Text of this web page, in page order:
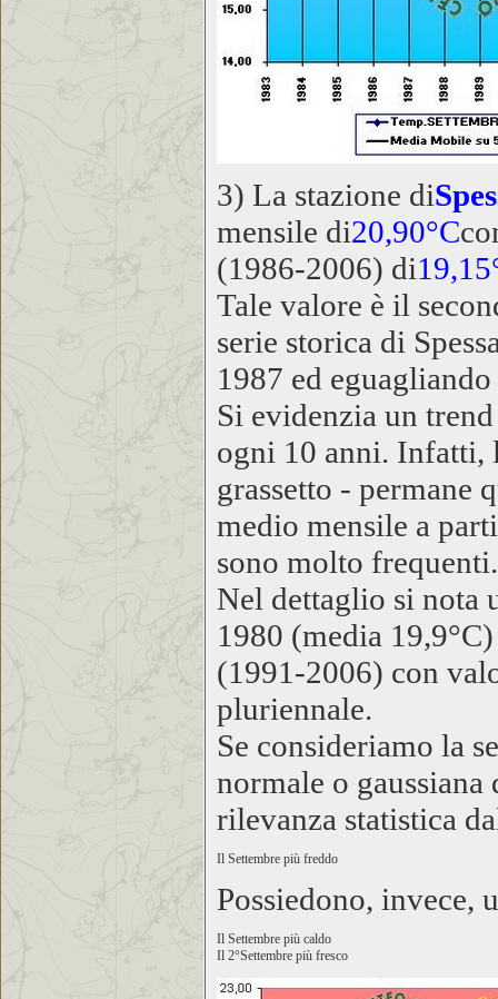
3) La stazione di
mensile di20,90°C
(1986-2006) di
Tale valore è il
serie storica di
1987 ed
Si evidenzia un
ogni 10 anni. Infatti,
grassetto - permane
medio mensile a
sono molto frequenti.
Nel dettaglio si nota
1980 (media
(1991-2006) con
pluriennale.
Se consideriamo la
normale o
rilevanza statistica
Il Settembre più freddo
Possiedono, invece,
Il Settembre più caldo
Il 2°Settembre più fresco